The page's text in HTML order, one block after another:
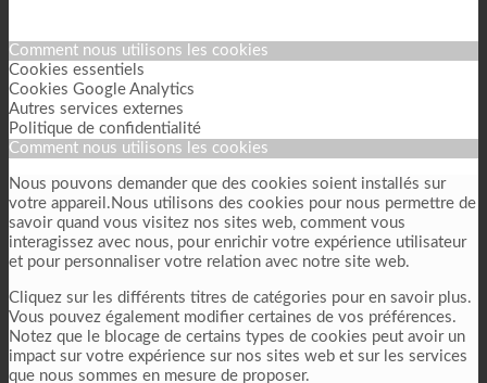
Comment nous utilisons les cookies
Cookies essentiels
Cookies Google Analytics
Autres services externes
Politique de confidentialité
Comment nous utilisons les cookies
Nous pouvons demander que des cookies soient installés sur
votre appareil.Nous utilisons des cookies pour nous permettre de
savoir quand vous visitez nos sites web, comment vous
interagissez avec nous, pour enrichir votre expérience utilisateur
et pour personnaliser votre relation avec notre site web.
Cliquez sur les différents titres de catégories pour en savoir plus.
Vous pouvez également modifier certaines de vos préférences.
Notez que le blocage de certains types de cookies peut avoir un
impact sur votre expérience sur nos sites web et sur les services
que nous sommes en mesure de proposer.